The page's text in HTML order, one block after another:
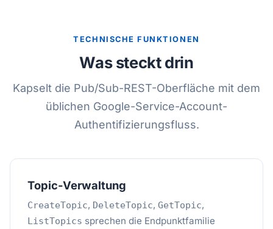
TECHNISCHE FUNKTIONEN
Was steckt drin
Kapselt die Pub/Sub-REST-Oberfläche mit dem
üblichen Google-Service-Account-
Authentifizierungsfluss.
Topic-Verwaltung
CreateTopic, DeleteTopic, GetTopic,
ListTopics sprechen die Endpunktfamilie